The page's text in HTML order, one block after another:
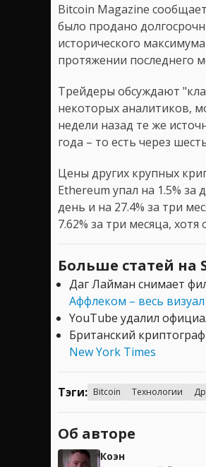
Bitcoin Magazine
было продано
исторического
протяжении последнего
Трейдеры обсуждают
некоторых аналитиков,
недели назад те же
года – то есть через
Цены других крупных
Ethereum упал на 1.5% за
день и на 27.4% за три
7.62% за три месяца,
Больше статей на
Даг Лайман снимает
Аффлеком – весь
YouTube удалил
Британский
New York Times
Тэги: Bitcoin Технологии
Об авторе
Коэн